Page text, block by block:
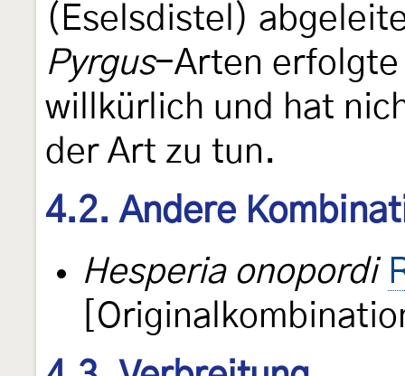
(Eselsdistel)
Pyrgus-Arten erfolgte
willkürlich und hat
der Art zu tun.
4.2. Andere
Hesperia onopordi